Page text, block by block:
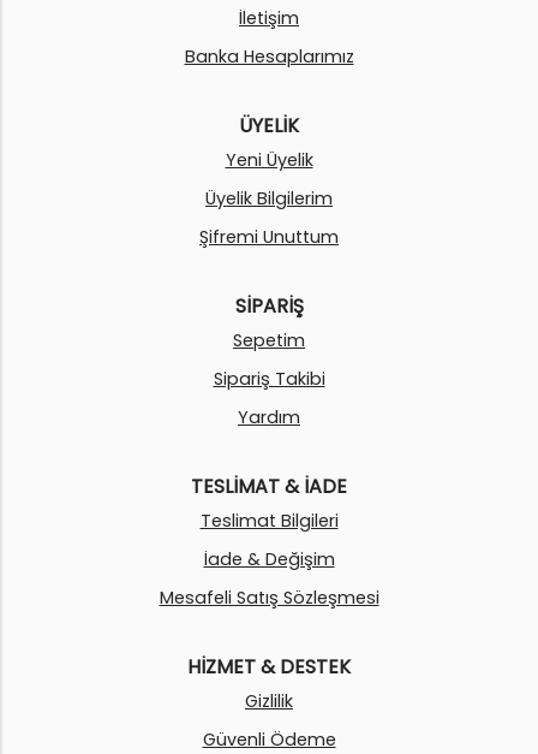
İletişim
Banka Hesaplarımız
ÜYELİK
Yeni Üyelik
Üyelik Bilgilerim
Şifremi Unuttum
SİPARİŞ
Sepetim
Sipariş Takibi
Yardım
TESLİMAT & İADE
Teslimat Bilgileri
İade & Değişim
Mesafeli Satış Sözleşmesi
HİZMET & DESTEK
Gizlilik
Güvenli Ödeme